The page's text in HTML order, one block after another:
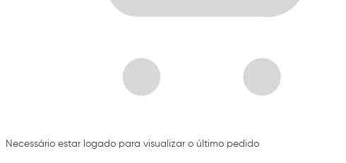
Necessário estar logado para visualizar o último pedido